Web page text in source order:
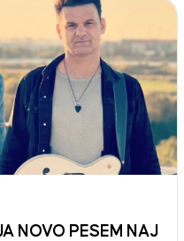
NOVO PESEM NAJ